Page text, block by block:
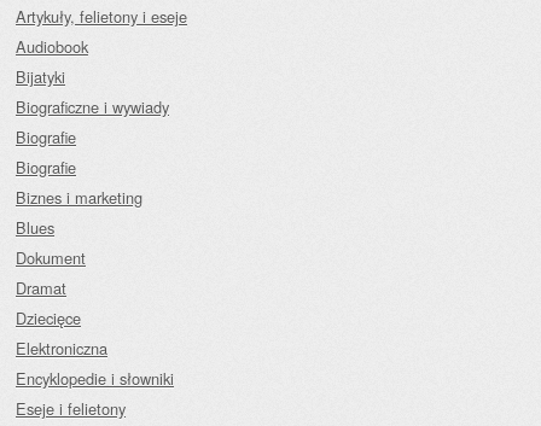
Artykuły, felietony i eseje
Audiobook
Bijatyki
Biograficzne i wywiady
Biografie
Biografie
Biznes i marketing
Blues
Dokument
Dramat
Dziecięce
Elektroniczna
Encyklopedie i słowniki
Eseje i felietony